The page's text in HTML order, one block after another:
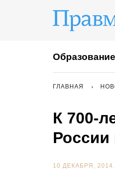
Образование
ГЛАВНАЯ
К 700-
России
10 ДЕКАБРЯ, 2014.